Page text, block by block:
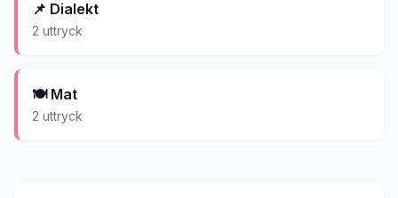
📌 Dialekt
2 uttryck
🍽️ Mat
2 uttryck